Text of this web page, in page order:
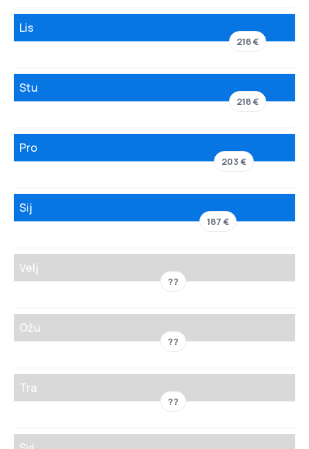
Lis
218 €
Stu
218 €
Pro
203 €
Sij
187 €
Velj
??
Ožu
??
Tra
??